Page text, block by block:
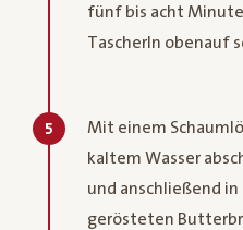
fünf bis acht
Tascherln obenauf
5
Mit einem
kaltem Wasser
und anschließend
gerösteten